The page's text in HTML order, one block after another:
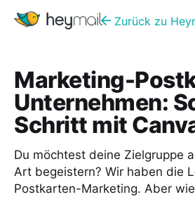
Zurück zu
Marketing-
Unternehmen:
Schritt mit
Du möchtest deine Zielgruppe
Art begeistern? Wir haben die
Postkarten-Marketing. Aber